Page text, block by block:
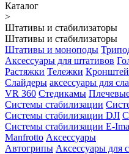
Каталог
>
Штативы и стабилизаторы
Штативы и стабилизаторы
Штативы и моноподы
Аксессуары для штативов
Растяжки Тележки
Слайдеры аксессуары для
VR 360 Стедикамы
Системы стабилизации
Системы стабилизации DJI
Системы стабилизации E-
Manfrotto Аксессуары
Автогрипы Аксессуары для